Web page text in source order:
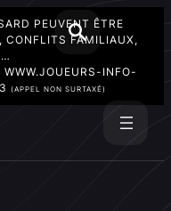
PEUVENT ÊTRE
CONFLITS FAMILIAUX,
WWW.JOUEURS-INFO-
(APPEL NON SURTAXÉ)